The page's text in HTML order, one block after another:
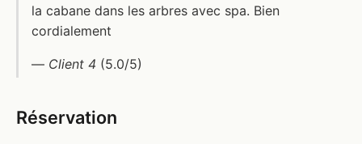
la cabane dans les arbres avec spa. Bien
cordialement
— Client 4 (5.0/5)
Réservation